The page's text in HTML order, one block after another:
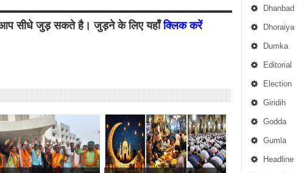
Dhanbad
Dhoraiya
Dumka
Editorial
Election
Giridih
Godda
Gumla
Headline
से आप सीधे जुड़ सकते है। जुड़ने के लिए यहाँक्लिक करें